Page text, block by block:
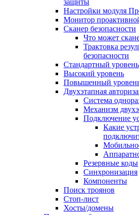
защиты
Настройки модуля
Монитор
Сканер безопасности
Что может
Трактовка
безопасности
Стандартный уровень
Высокий уровень
Повышенный
Двухэтапная
Система
Механизм
Подключение
Какие
Резервные коды
Синхронизация
Компоненты
Поиск троянов
Стоп-лист
Хосты/домены